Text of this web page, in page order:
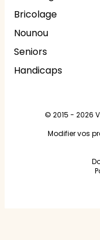
Bricolage
Nounou
Seniors
Handicaps
© 2015 - 2026
Modifier vos